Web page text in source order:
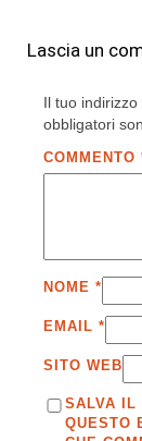
Lascia un
Il tuo indirizzo
obbligatori
COMMENTO
NOME *
EMAIL *
SITO WEB
SALVA IL
QUESTO